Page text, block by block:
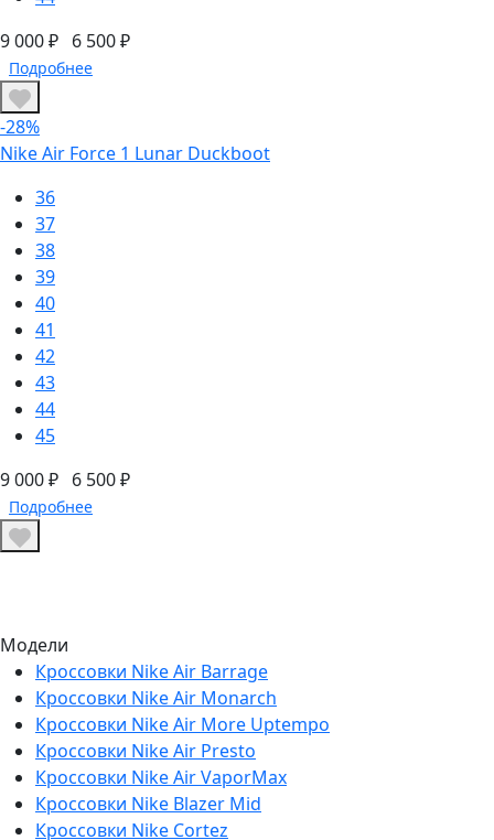
9 000 ₽ 6 500 ₽
Подробнее
-28%
Nike Air Force 1 Lunar Duckboot
36
37
38
39
40
41
42
43
44
45
9 000 ₽ 6 500 ₽
Подробнее
Модели
Кроссовки Nike Air Barrage
Кроссовки Nike Air Monarch
Кроссовки Nike Air More Uptempo
Кроссовки Nike Air Presto
Кроссовки Nike Air VaporMax
Кроссовки Nike Blazer Mid
Кроссовки Nike Cortez